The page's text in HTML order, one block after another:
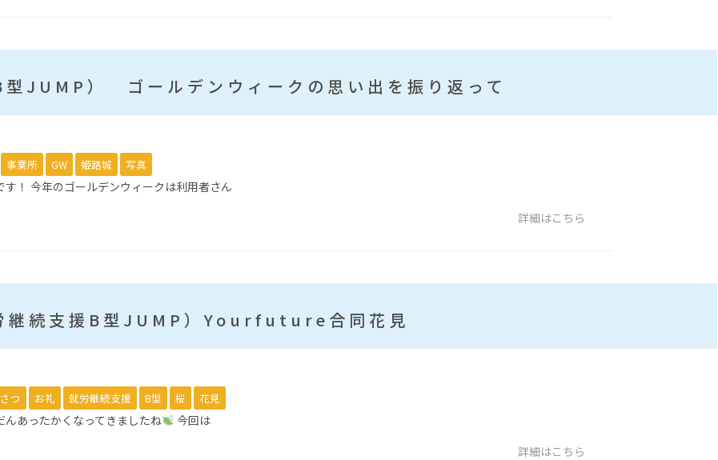
型JUMP） ゴールデンウィークの思い出を振り返って
事業所 GW 姫路城 写真
！ 今年のゴールデンウィークは利用者さん
詳細はこちら
継続支援B型JUMP）Yourfuture合同花見
つ お礼 就労継続支援 B型 桜 花見
んあったかくなってきましたね
今回は
詳細はこちら